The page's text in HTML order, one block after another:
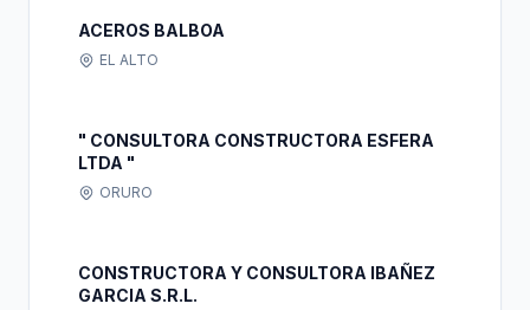
ACEROS BALBOA
EL ALTO
" CONSULTORA CONSTRUCTORA ESFERA
LTDA "
ORURO
CONSTRUCTORA Y CONSULTORA IBAÑEZ
GARCIA S.R.L.